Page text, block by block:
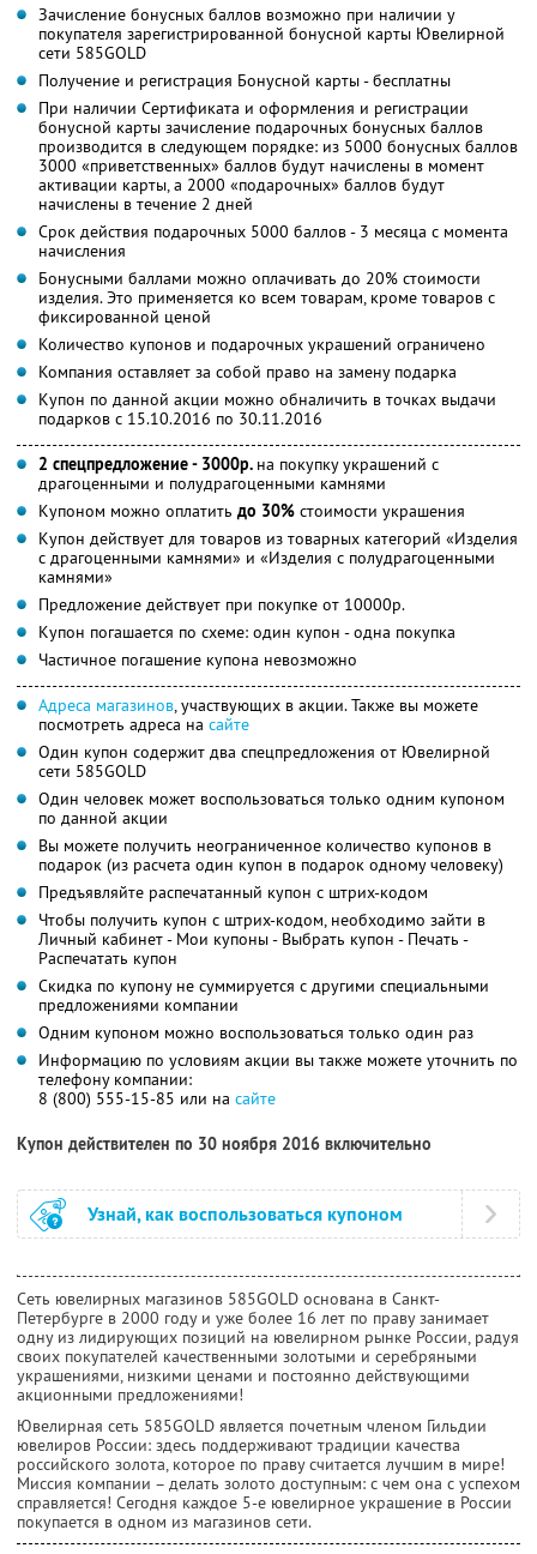
Зачисление бонусных баллов возможно при наличии у
покупателя зарегистрированной бонусной карты Ювелирной
сети 585GOLD
Получение и регистрация Бонусной карты - бесплатны
При наличии Сертификата и оформления и регистрации
бонусной карты зачисление подарочных бонусных баллов
производится в следующем порядке: из 5000 бонусных баллов
3000 «приветственных» баллов будут начислены в момент
активации карты, а 2000 «подарочных» баллов будут
начислены в течение 2 дней
Срок действия подарочных 5000 баллов - 3 месяца с момента
начисления
Бонусными баллами можно оплачивать до 20% стоимости
изделия. Это применяется ко всем товарам, кроме товаров с
фиксированной ценой
Количество купонов и подарочных украшений ограничено
Компания оставляет за собой право на замену подарка
Купон по данной акции можно обналичить в точках выдачи
подарков с 15.10.2016 по 30.11.2016
2 спецпредложение - 3000р. на покупку украшений с
драгоценными и полудрагоценными камнями
Купоном можно оплатить до 30% стоимости украшения
Купон действует для товаров из товарных категорий «Изделия
с драгоценными камнями» и «Изделия с полудрагоценными
камнями»
Предложение действует при покупке от 10000р.
Купон погашается по схеме: один купон - одна покупка
Частичное погашение купона невозможно
Адреса магазинов, участвующих в акции. Также вы можете
посмотреть адреса на сайте
Один купон содержит два спецпредложения от Ювелирной
сети 585GOLD
Один человек может воспользоваться только одним купоном
по данной акции
Вы можете получить неограниченное количество купонов в
подарок (из расчета один купон в подарок одному человеку)
Предъявляйте распечатанный купон с штрих-кодом
Чтобы получить купон с штрих-кодом, необходимо зайти в
Личный кабинет - Мои купоны - Выбрать купон - Печать -
Распечатать купон
Скидка по купону не суммируется с другими специальными
предложениями компании
Одним купоном можно воспользоваться только один раз
Информацию по условиям акции вы также можете уточнить по
телефону компании:
8 (800) 555-15-85 или на сайте
Купон действителен по 30 ноября 2016 включительно
Узнай, как воспользоваться купоном
Сеть ювелирных магазинов 585GOLD основана в Санкт-
Петербурге в 2000 году и уже более 16 лет по праву занимает
одну из лидирующих позиций на ювелирном рынке России, радуя
своих покупателей качественными золотыми и серебряными
украшениями, низкими ценами и постоянно действующими
акционными предложениями!
Ювелирная сеть 585GOLD является почетным членом Гильдии
ювелиров России: здесь поддерживают традиции качества
российского золота, которое по праву считается лучшим в мире!
Миссия компании – делать золото доступным: с чем она с успехом
справляется! Сегодня каждое 5-е ювелирное украшение в России
покупается в одном из магазинов сети.